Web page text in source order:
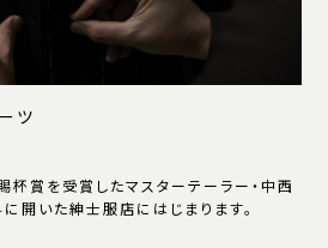
ツ
賞を受賞したマスターテーラー・中西
開いた紳士服店にはじまります。